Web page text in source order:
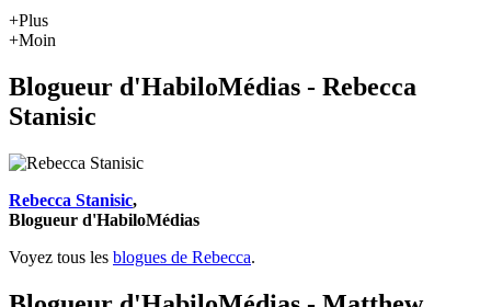
+Plus
+Moin
Blogueur d'HabiloMédias - Rebecca
Stanisic
Rebecca Stanisic,
Blogueur d'HabiloMédias
Voyez tous les blogues de Rebecca.